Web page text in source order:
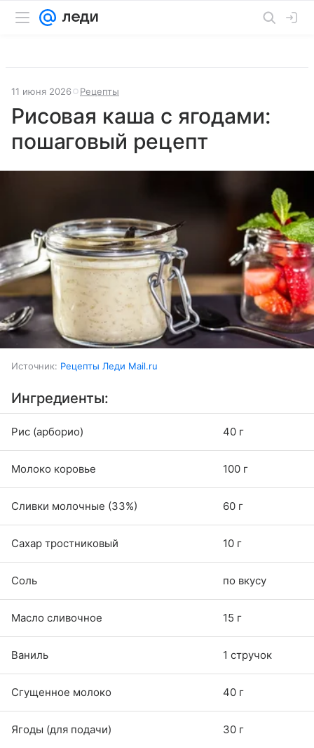
11 июня 2026 Рецепты
Рисовая каша с ягодами:
пошаговый рецепт
Источник: Рецепты Леди Mail.ru
Ингредиенты:
Рис (арборио) 40 г
Молоко коровье 100 г
Сливки молочные (33%) 60 г
Сахар тростниковый 10 г
Соль по вкусу
Масло сливочное 15 г
Ваниль 1 стручок
Сгущенное молоко 40 г
Ягоды (для подачи) 30 г